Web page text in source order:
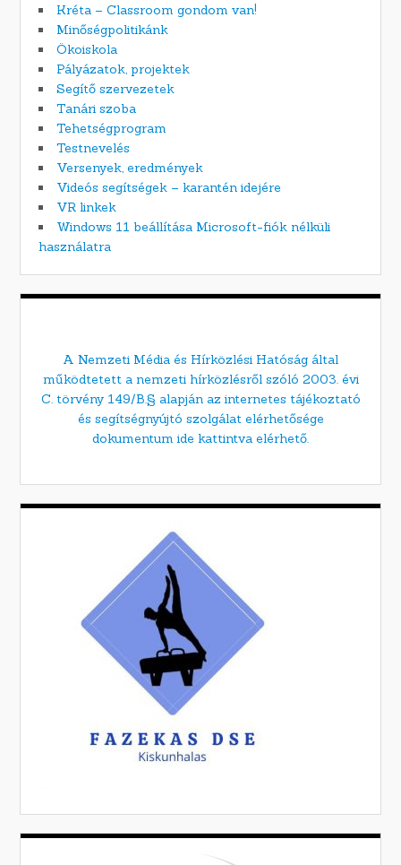
Kréta – Classroom gondom van!
Minőségpolitikánk
Ökoiskola
Pályázatok, projektek
Segítő szervezetek
Tanári szoba
Tehetségprogram
Testnevelés
Versenyek, eredmények
Videós segítségek – karantén idejére
VR linkek
Windows 11 beállítása Microsoft-fiók nélküli
használatra
A Nemzeti Média és Hírközlési Hatóság által
működtetett a nemzeti hírközlésről szóló 2003. évi
C. törvény 149/B.§ alapján az internetes tájékoztató
és segítségnyújtó szolgálat elérhetősége
dokumentum ide kattintva elérhető.